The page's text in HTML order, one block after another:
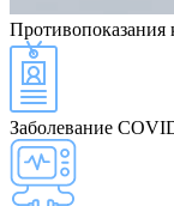
Противопоказания
Заболевание